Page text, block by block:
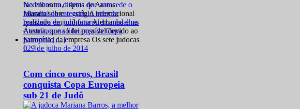
No encontro, atletas de Araras
falaram sobre o estágio internacional
realizado em junho na Alemanha e na
Áustria, que só foi possível devido ao
patrocínio da empresa Os sete judocas
[…]
029 de julho de 2014
Com cinco ouros, Brasil
conquista Copa Europeia
sub 21 de Judô